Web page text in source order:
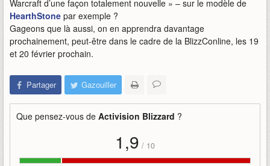
Warcraft d’une façon totalement nouvelle » – sur le modèle de
HearthStone par exemple ?
Gageons que là aussi, on en apprendra davantage
prochainement, peut-être dans le cadre de la BlizzConline, les 19
et 20 février prochain.
Partager Gazouiller
Que pensez-vous de Activision Blizzard ?
1,9 / 10